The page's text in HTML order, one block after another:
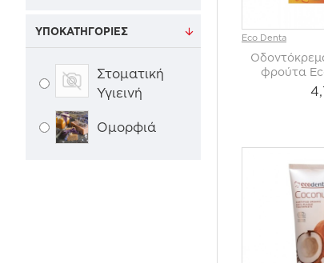
ΥΠΟΚΑΤΗΓΟΡΊΕΣ
Στοματική
Υγιεινή
Ομορφιά
Eco Denta
φρούτα